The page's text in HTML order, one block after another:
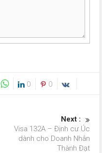
0 0
Next :
Visa 132A – Định cư Úc
dành cho Doanh Nhân
Thành Đạt